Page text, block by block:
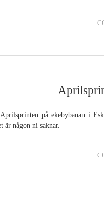
på ekebybanan i
är någon ni saknar.